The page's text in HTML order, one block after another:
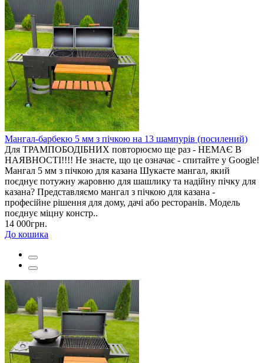
Мангал-барбекю 5 мм з пічкою на 13 шампурів (посилений)
Для ТРАМПОБОДІБНИХ повторюємо ще раз - НЕМАЄ В
НАЯВНОСТІ!!!! Не знаєте, що це означає - спитайте у Google!
Мангал 5 мм з пічкою для казана Шукаєте мангал, який
поєднує потужну жаровню для шашлику та надійну пічку для
казана? Представляємо мангал з пічкою для казана -
професійне рішення для дому, дачі або ресторанів. Модель
поєднує міцну констр..
14 000грн.
До кошика